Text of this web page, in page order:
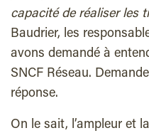
capacité de réaliser les
Baudrier, les
avons demandé à
SNCF Réseau.
réponse.
On le sait, l’ampleur et